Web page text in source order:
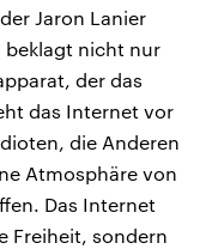
Jaron Lanier
beklagt nicht nur
der das
das Internet vor
die Anderen
Atmosphäre von
Das Internet
Freiheit, sondern